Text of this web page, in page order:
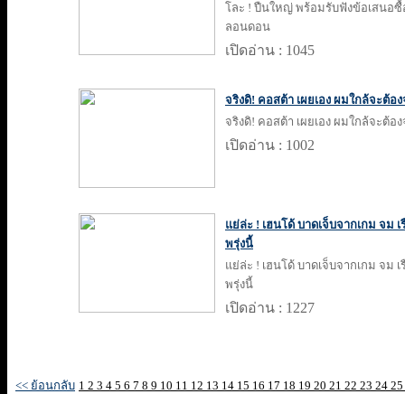
โละ ! ปืนใหญ่ พร้อมรับฟังข้อเสนอซื้
ลอนดอน
เปิดอ่าน : 1045
จริงดิ! คอสต้า เผยเอง ผมใกล้จะต้อ
จริงดิ! คอสต้า เผยเอง ผมใกล้จะต้อ
เปิดอ่าน : 1002
แย่ล่ะ ! เฮนโด้ บาดเจ็บจากเกม จม
พรุ่งนี้
แย่ล่ะ ! เฮนโด้ บาดเจ็บจากเกม จม
พรุ่งนี้
เปิดอ่าน : 1227
<< ย้อนกลับ 1 2 3 4 5 6 7 8 9 10 11 12 13 14 15 16 17 18 19 20 21 22 23 24 25